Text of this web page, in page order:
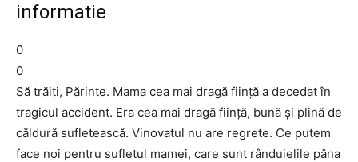
informatie
0
0
Să trăiţi, Părinte. Mama cea mai dragă fiinţă a decedat în
tragicul accident. Era cea mai dragă fiinţă, bună şi plină de
căldură sufletească. Vinovatul nu are regrete. Ce putem
face noi pentru sufletul mamei, care sunt rânduielile pâna